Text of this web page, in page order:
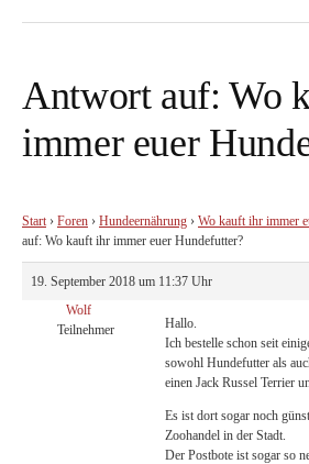
Antwort auf: Wo
immer euer
Start › Foren › Hundeernährung › Wo kauft ihr immer
auf: Wo kauft ihr immer euer Hundefutter?
19. September 2018 um 11:37 Uhr
Wolf
Teilnehmer
Hallo.
Ich bestelle schon seit
sowohl Hundefutter als
einen Jack Russel Terrier
Es ist dort sogar noch
Zoohandel in der Stadt.
Der Postbote ist sogar so